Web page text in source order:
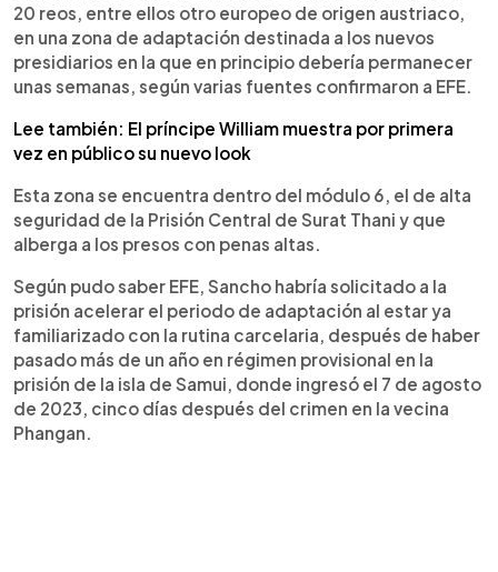
20 reos, entre ellos otro europeo de origen austriaco,
en una zona de adaptación destinada a los nuevos
presidiarios en la que en principio debería permanecer
unas semanas, según varias fuentes confirmaron a EFE.
Lee también: El príncipe William muestra por primera
vez en público su nuevo look
Esta zona se encuentra dentro del módulo 6, el de alta
seguridad de la Prisión Central de Surat Thani y que
alberga a los presos con penas altas.
Según pudo saber EFE, Sancho habría solicitado a la
prisión acelerar el periodo de adaptación al estar ya
familiarizado con la rutina carcelaria, después de haber
pasado más de un año en régimen provisional en la
prisión de la isla de Samui, donde ingresó el 7 de agosto
de 2023, cinco días después del crimen en la vecina
Phangan.